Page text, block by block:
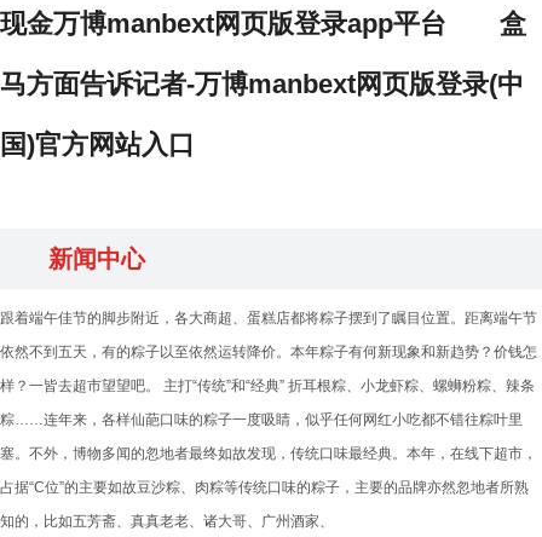
现金万博manbext网页版登录app平台 盒
马方面告诉记者-万博manbext网页版登录(中
国)官方网站入口
新闻中心
跟着端午佳节的脚步附近，各大商超、蛋糕店都将粽子摆到了瞩目位置。距离端午节
依然不到五天，有的粽子以至依然运转降价。本年粽子有何新现象和新趋势？价钱怎
样？一皆去超市望望吧。 主打“传统”和“经典” 折耳根粽、小龙虾粽、螺蛳粉粽、辣条
粽……连年来，各样仙葩口味的粽子一度吸睛，似乎任何网红小吃都不错往粽叶里
塞。不外，博物多闻的忽地者最终如故发现，传统口味最经典。本年，在线下超市，
占据“C位”的主要如故豆沙粽、肉粽等传统口味的粽子，主要的品牌亦然忽地者所熟
知的，比如五芳斋、真真老老、诸大哥、广州酒家、